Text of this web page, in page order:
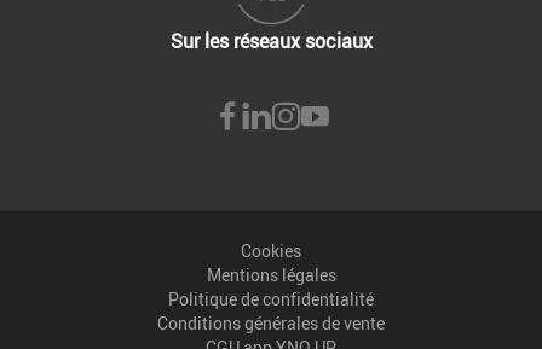
Sur les réseaux sociaux
Cookies
Mentions légales
Politique de confidentialité
Conditions générales de vente